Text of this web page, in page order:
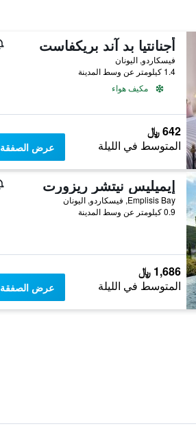
أجنانتيا بد آند بريكفاست
فيسكاردو, اليونان
1.4 كيلومتر عن وسط المدينة
مكيف هواء
642 ﷼
المتوسط في الليلة عرض الصفقة
إيميليس نيتشر ريزورت
Emplisis Bay, فيسكاردو, اليونان
0.9 كيلومتر عن وسط المدينة
1,686 ﷼
المتوسط في الليلة عرض الصفقة